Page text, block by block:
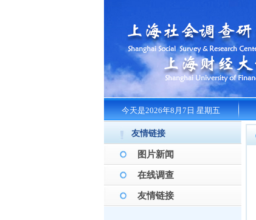
今天是2026年8月7日 星期五
友情链接
图片新闻
在线调查
友情链接